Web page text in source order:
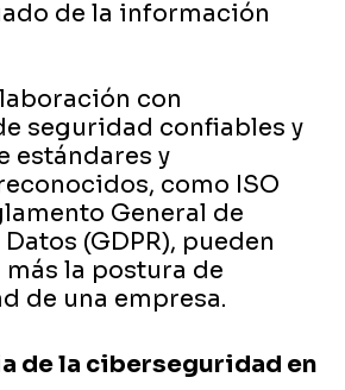
de la información
con
seguridad confiables y
estándares y
como ISO
General de
(GDPR), pueden
la postura de
de una empresa.
de la ciberseguridad en